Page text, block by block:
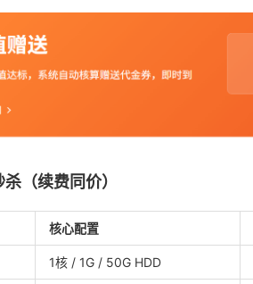
（续费同价）
核心配置
1核 / 1G / 50G HDD